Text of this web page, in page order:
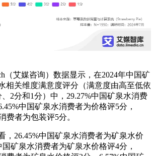
艾媒咨询）数据显示，在2024年中国矿
相关维度满意度评分（满意度由高至低依
2分和1分）中，29.27%中国矿泉水消费
中国矿泉水消费者为价格评5分，
费者为包装评5分。
中国矿泉水消费者为矿泉水价